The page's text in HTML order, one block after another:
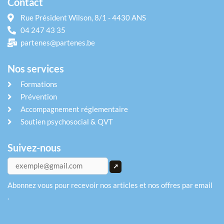
Rue Président Wilson, 8/1 - 4430 ANS
04 247 43 35
partenes@partenes.be
Nos services
Formations
Prévention
Accompagnement réglementaire
Soutien psychosocial & QVT
Suivez-nous
Abonnez vous pour recevoir nos articles et nos offres par email
.